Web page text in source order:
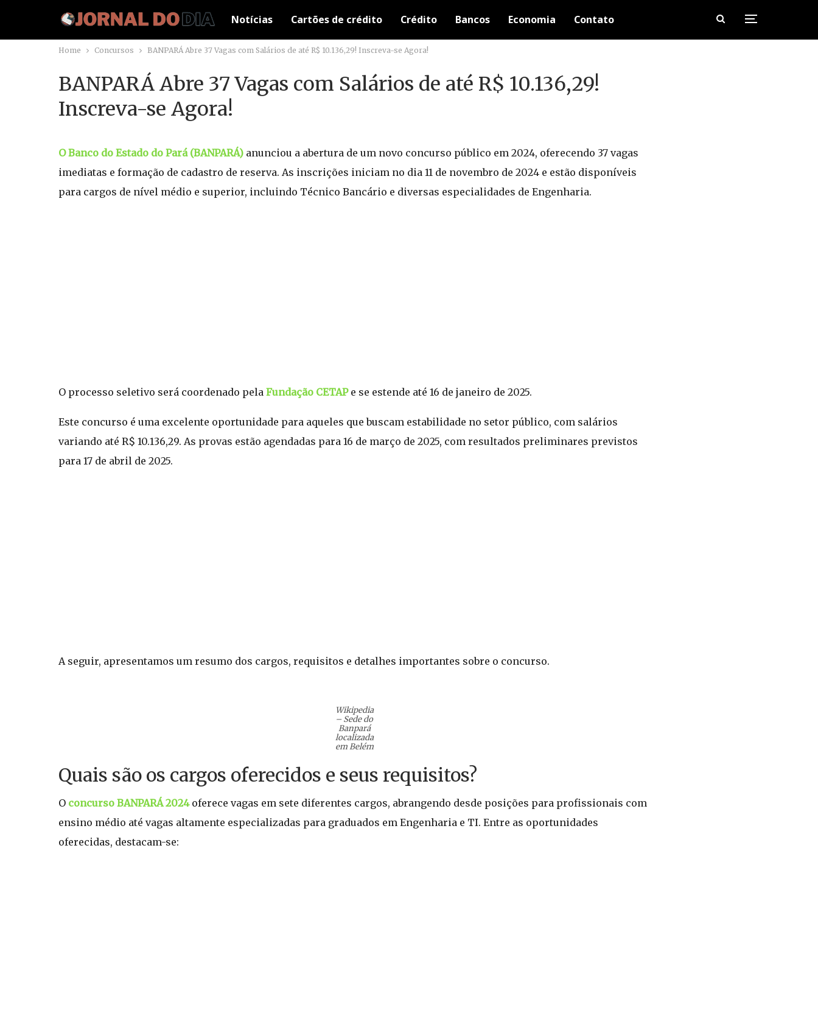
Notícias Cartões de crédito Crédito Bancos Economia Contato
Home Concursos BANPARÁ Abre 37 Vagas com Salários de até R$ 10.136,29! Inscreva-se Agora!
BANPARÁ Abre 37 Vagas com Salários de até R$ 10.136,29!
Inscreva-se Agora!
O Banco do Estado do Pará (BANPARÁ) anunciou a abertura de um novo concurso público em 2024, oferecendo 37 vagas
imediatas e formação de cadastro de reserva. As inscrições iniciam no dia 11 de novembro de 2024 e estão disponíveis
para cargos de nível médio e superior, incluindo Técnico Bancário e diversas especialidades de Engenharia.
O processo seletivo será coordenado pela Fundação CETAPe se estende até 16 de janeiro de 2025.
Este concurso é uma excelente oportunidade para aqueles que buscam estabilidade no setor público, com salários
variando até R$ 10.136,29. As provas estão agendadas para 16 de março de 2025, com resultados preliminares previstos
para 17 de abril de 2025.
A seguir, apresentamos um resumo dos cargos, requisitos e detalhes importantes sobre o concurso.
PUBLICIDADE
✕
Wikipedia
– Sede do
Banpará
localizada
em Belém
Quais são os cargos oferecidos e seus requisitos?
O concurso BANPARÁ 2024oferece vagas em sete diferentes cargos, abrangendo desde posições para profissionais com
ensino médio até vagas altamente especializadas para graduados em Engenharia e TI. Entre as oportunidades
oferecidas, destacam-se: